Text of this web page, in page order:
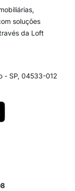
soluções
da Loft
- SP, 04533-012